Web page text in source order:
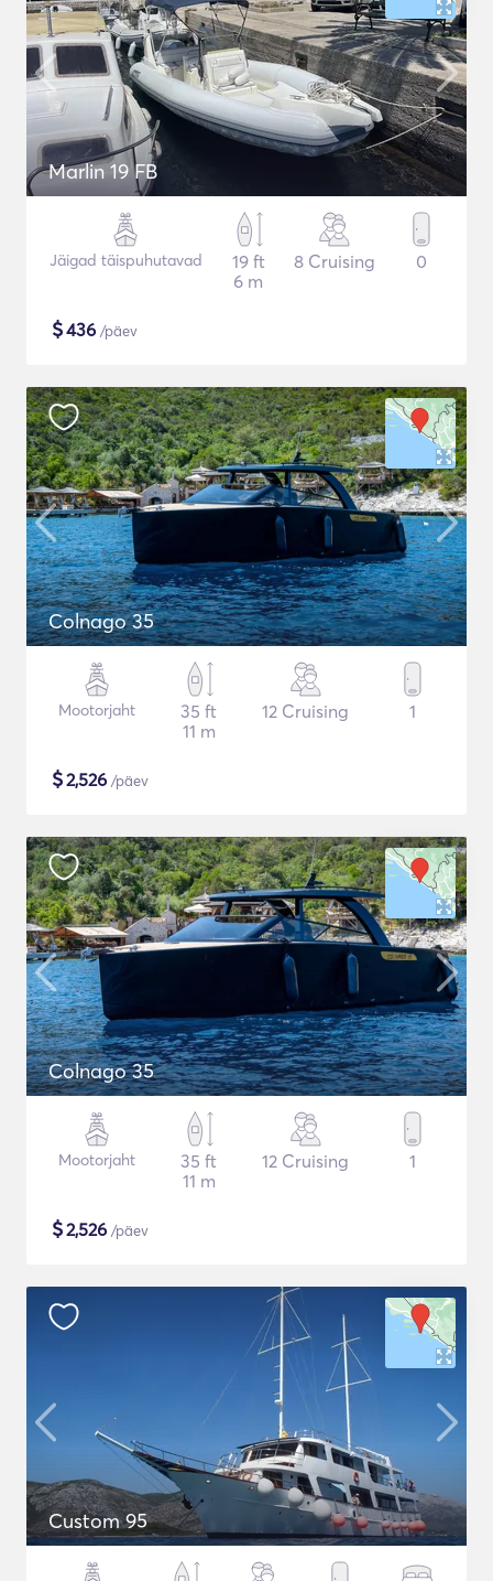
Marlin 19 FB
Jäigad täispuhutavad
19 ft
6 m
8 Cruising 0
$436 /päev
Colnago 35
Mootorjaht
35 ft
11 m
12 Cruising 1
$2,526 /päev
Colnago 35
Mootorjaht
35 ft
11 m
12 Cruising 1
$2,526 /päev
Custom 95